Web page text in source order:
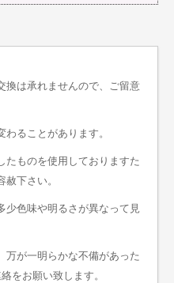
換は承れませんので、ご留意
ることがあります。
たものを使用しておりますた
下さい。
少色味や明るさが異なって見
万が一明らかな不備があった
をお願い致します。